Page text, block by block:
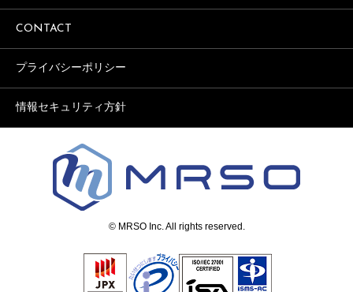
CONTACT
プライバシーポリシー
情報セキュリティ方針
© MRSO Inc. All rights reserved.